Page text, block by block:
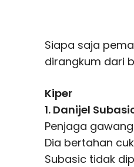
Siapa saja
dirangkum dari
Kiper
1. Danijel
Penjaga
Dia bertahan
Subasic tidak